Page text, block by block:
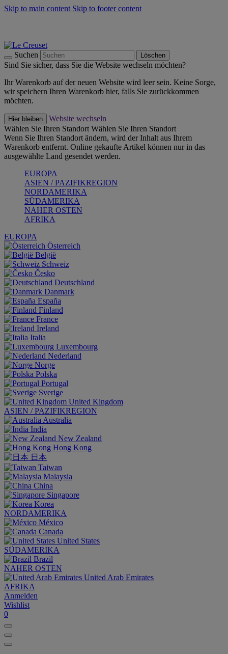
Skip to main content Skip to footer content
Suchen Löschen
Sind Sie sicher, dass Sie die Website wechseln möchten?
Ihr Warenkorb auf der neuen Website wird leer sein. Keine Sorge,
wir speichern Ihren Warenkorb hier, falls Sie zurückkommen
möchten.
Hier bleiben
Website wechseln
Wählen Sie Ihren Standort Wählen Sie Ihren Standort
Wenn Sie Ihren Standort ändern, wird der Inhalt aus Ihrem
Warenkorb entfernt. Online gekaufte Artikel können nur in das
ausgewählte Land gesendet werden.
EUROPA
ASIEN / PAZIFIKREGION
NORDAMERIKA
SÜDAMERIKA
NAHER OSTEN
AFRIKA
EUROPA
Österreich
België
Schweiz
Česko
Deutschland
Danmark
España
Finland
France
Ireland
Italia
Luxembourg
Nederland
Norge
Polska
Portugal
Sverige
United Kingdom
ASIEN / PAZIFIKREGION
Australia
India
New Zealand
Hong Kong
日本
Taiwan
Malaysia
China
Singapore
Korea
NORDAMERIKA
México
Canada
United States
SÜDAMERIKA
Brazil
NAHER OSTEN
United Arab Emirates
AFRIKA
Anmelden
Wishlist
0